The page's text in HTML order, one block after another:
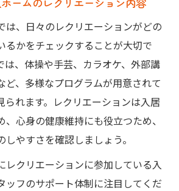
は、日々のレクリエーションがどの
るかをチェックすることが大切で
は、体操や手芸、カラオケ、外部講
ど、多様なプログラムが用意されて
られます。レクリエーションは入居
心身の健康維持にも役立つため、
やすさを確認しましょう。
レクリエーションに参加している入
ッフのサポート体制に注目してくだ